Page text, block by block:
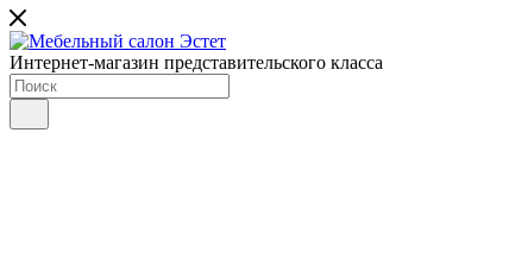
Интернет-магазин представительского класса